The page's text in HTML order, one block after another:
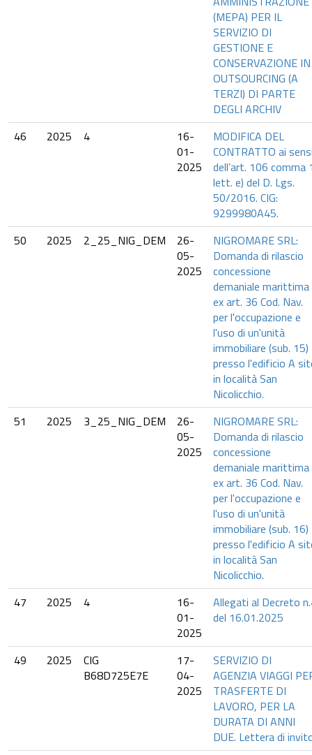
(MEPA) PER IL
SERVIZIO DI
GESTIONE E
CONSERVAZIONE IN
OUTSOURCING (A
TERZI) DI PARTE
DEGLI ARCHIV
46
2025 4
16-
01-
2025
MODIFICA DEL
CONTRATTO ai
dell’art. 106 comma
lett. e) del D. Lgs.
50/2016. CIG:
9299980A45.
50
2025 2_25_NIG_DEM
26-
05-
2025
NIGROMARE SRL:
Domanda di rilascio
concessione
demaniale marittima
ex art. 36 Cod. Nav.
per l'occupazione e
l'uso di un'unità
immobiliare (sub. 15)
presso l'edificio A
in località San
Nicolicchio.
51
2025 3_25_NIG_DEM
26-
05-
2025
NIGROMARE SRL:
Domanda di rilascio
concessione
demaniale marittima
ex art. 36 Cod. Nav.
per l'occupazione e
l'uso di un'unità
immobiliare (sub. 16)
presso l'edificio A
in località San
Nicolicchio.
47
2025 4
16-
01-
2025
Allegati al Decreto
del 16.01.2025
49 2025
CIG
B68D725E7E
17-
04-
2025
SERVIZIO DI
AGENZIA VIAGGI
TRASFERTE DI
LAVORO, PER LA
DURATA DI ANNI
DUE. Lettera di